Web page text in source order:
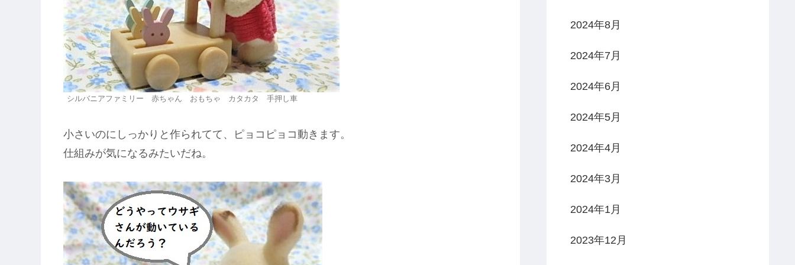
シルバニアファミリー 赤ちゃん おもちゃ カタカタ 手押し車
小さいのにしっかりと作られてて、ピョコピョコ動きます。
仕組みが気になるみたいだね。
2024年8月
2024年7月
2024年6月
2024年5月
2024年4月
2024年3月
2024年1月
2023年12月